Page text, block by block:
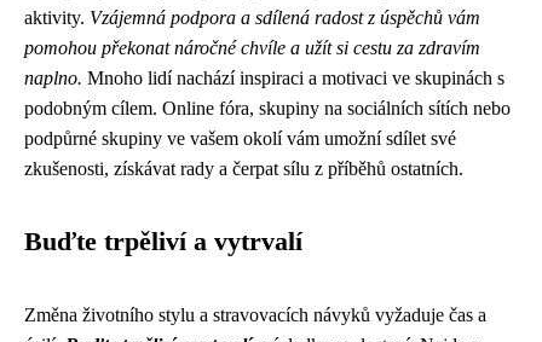
aktivity. Vzájemná podpora a sdílená radost z úspěchů vám
pomohou překonat náročné chvíle a užít si cestu za zdravím
naplno. Mnoho lidí nachází inspiraci a motivaci ve skupinách s
podobným cílem. Online fóra, skupiny na sociálních sítích nebo
podpůrné skupiny ve vašem okolí vám umožní sdílet své
zkušenosti, získávat rady a čerpat sílu z příběhů ostatních.
Buďte trpěliví a vytrvalí
Změna životního stylu a stravovacích návyků vyžaduje čas a